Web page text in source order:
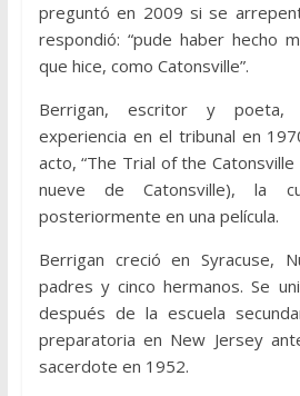
preguntó en 2009 si se
respondió: “pude haber hecho
que hice, como Catonsville”.
Berrigan, escritor y poeta,
experiencia en el tribunal en
acto, “The Trial of the Catonsville
nueve de Catonsville), la
posteriormente en una película.
Berrigan creció en Syracuse,
padres y cinco hermanos. Se
después de la escuela
preparatoria en New Jersey
sacerdote en 1952.